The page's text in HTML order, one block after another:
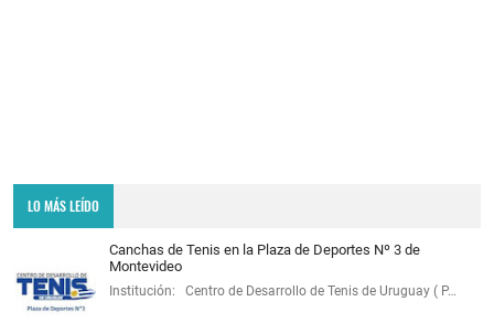
LO MÁS LEÍDO
Canchas de Tenis en la Plaza de Deportes Nº 3 de
Montevideo
Institución: Centro de Desarrollo de Tenis de Uruguay ( P…